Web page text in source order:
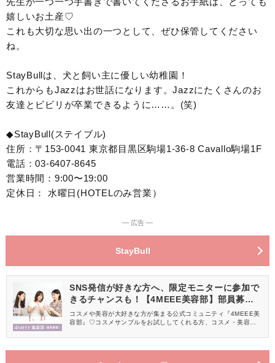
嬉しいお土産♡
これも大切な思い出の一つとして、ぜひ保管してください
ね。
StayBullは、犬と飼い主に優しい幼稚園！
これからもJazzはお世話になります。Jazzにたくさんのお
友達とビビリが卒業できるように……。(笑)
◆StayBull(ステイブル)
住所：〒153-0041 東京都目黒区駒場1-36-8 Cavallo駒場1F
電話：03-6407-8645
営業時間：9:00〜19:00
定休日： 水曜日(HOTELのみ営業）
― 広告 ―
StayBull
SNS発信が好きな方へ、限定モニターに参加で
きるチャンスも！【4MEEE美容部】部員募集
中
コスメや美容が大好きな方が集まる公式コミュニティ『4MEEE美
容部』♡コスメサンプルをお試ししてくれる方、コスメ・美容情報